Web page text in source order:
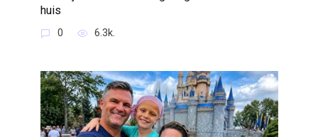
huis
0 6.3k.